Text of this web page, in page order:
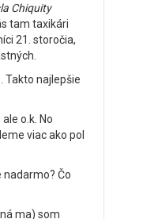
Chiquity
tam taxikári
21. storočia,
Takto najlepšie
o.k. No
viac ako pol
nadarmo? Čo
ma) som